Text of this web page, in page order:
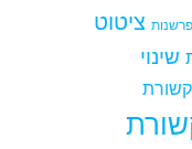
פרשנות ציטוט
שינוי